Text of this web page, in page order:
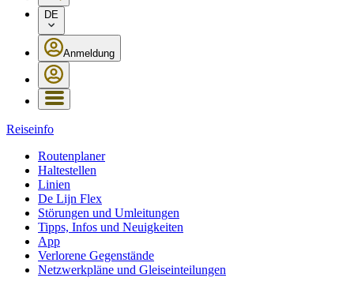
DE
Anmeldung
Reiseinfo
Routenplaner
Haltestellen
Linien
De Lijn Flex
Störungen und Umleitungen
Tipps, Infos und Neuigkeiten
App
Verlorene Gegenstände
Netzwerkpläne und Gleiseinteilungen